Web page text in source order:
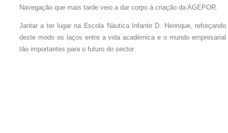
Navegação que mais tarde veio a dar corpo à criação da AGEPOR.
Jantar a ter lugar na Escola Náutica Infante D. Henrique, reforçando
deste modo os laços entre a vida académica e o mundo empresarial
tão importantes para o futuro do sector.